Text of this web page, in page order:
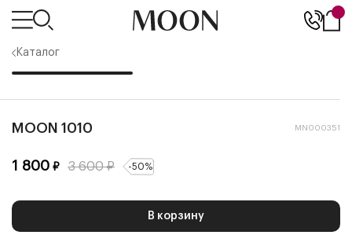
Каталог
MOON 1010 MN000351
1 800 ₽ 3 600₽ -50%
В корзину